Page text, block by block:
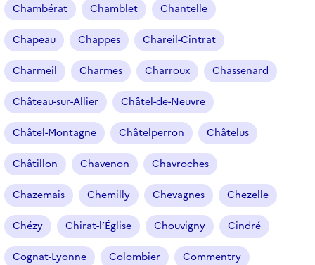
Chambérat Chamblet Chantelle
Chapeau Chappes Chareil-Cintrat
Charmeil Charmes Charroux Chassenard
Château-sur-Allier Châtel-de-Neuvre
Châtel-Montagne Châtelperron Châtelus
Châtillon Chavenon Chavroches
Chazemais Chemilly Chevagnes Chezelle
Chézy Chirat-l’Église Chouvigny Cindré
Cognat-Lyonne Colombier Commentry